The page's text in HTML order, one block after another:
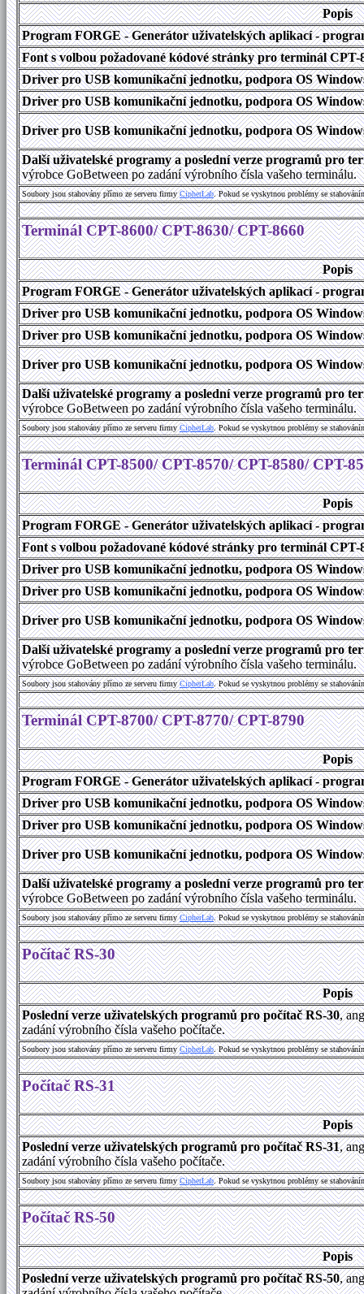
Popis
Program FORGE - Generátor uživatelských aplikací -
Font s volbou požadované kódové stránky pro terminál
Driver pro USB komunikační jednotku, podpora OS
Driver pro USB komunikační jednotku, podpora OS
Driver pro USB komunikační jednotku, podpora OS
Další uživatelské programy a poslední verze programů pro
výrobce GoBetween po zadání výrobního čísla vašeho terminálu.
Soubory jsou stahovány přímo ze serveru firmyCipherLab. Pokud se vyskytnou problémy se
Terminál CPT-8600/ CPT-8630/ CPT-8660
Popis
Program FORGE - Generátor uživatelských aplikací -
Driver pro USB komunikační jednotku, podpora OS
Driver pro USB komunikační jednotku, podpora OS
Driver pro USB komunikační jednotku, podpora OS
Další uživatelské programy a poslední verze programů pro
výrobce GoBetween po zadání výrobního čísla vašeho terminálu.
Soubory jsou stahovány přímo ze serveru firmyCipherLab. Pokud se vyskytnou problémy se
Terminál CPT-8500/ CPT-8570/ CPT-8580/ CPT-
Popis
Program FORGE - Generátor uživatelských aplikací -
Font s volbou požadované kódové stránky pro terminál
Driver pro USB komunikační jednotku, podpora OS
Driver pro USB komunikační jednotku, podpora OS
Driver pro USB komunikační jednotku, podpora OS
Další uživatelské programy a poslední verze programů pro
výrobce GoBetween po zadání výrobního čísla vašeho terminálu.
Soubory jsou stahovány přímo ze serveru firmyCipherLab. Pokud se vyskytnou problémy se
Terminál CPT-8700/ CPT-8770/ CPT-8790
Popis
Program FORGE - Generátor uživatelských aplikací -
Driver pro USB komunikační jednotku, podpora OS
Driver pro USB komunikační jednotku, podpora OS
Driver pro USB komunikační jednotku, podpora OS
Další uživatelské programy a poslední verze programů pro
výrobce GoBetween po zadání výrobního čísla vašeho terminálu.
Soubory jsou stahovány přímo ze serveru firmyCipherLab. Pokud se vyskytnou problémy se
Počítač RS-30
Popis
Poslední verze uživatelských programů pro počítač RS-30,
zadání výrobního čísla vašeho počítače.
Soubory jsou stahovány přímo ze serveru firmyCipherLab. Pokud se vyskytnou problémy se
Počítač RS-31
Popis
Poslední verze uživatelských programů pro počítač RS-31,
zadání výrobního čísla vašeho počítače.
Soubory jsou stahovány přímo ze serveru firmyCipherLab. Pokud se vyskytnou problémy se
Počítač RS-50
Popis
Poslední verze uživatelských programů pro počítač RS-50,